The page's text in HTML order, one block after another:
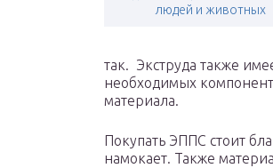
людей и животных
так. Экструда также
необходимых
материала.
Покупать ЭППС стоит
намокает. Также